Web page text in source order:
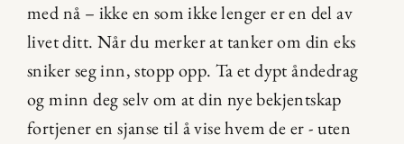
med nå – ikke en som ikke lenger er en del av
livet ditt. Når du merker at tanker om din eks
sniker seg inn, stopp opp. Ta et dypt åndedrag
og minn deg selv om at din nye bekjentskap
fortjener en sjanse til å vise hvem de er - uten